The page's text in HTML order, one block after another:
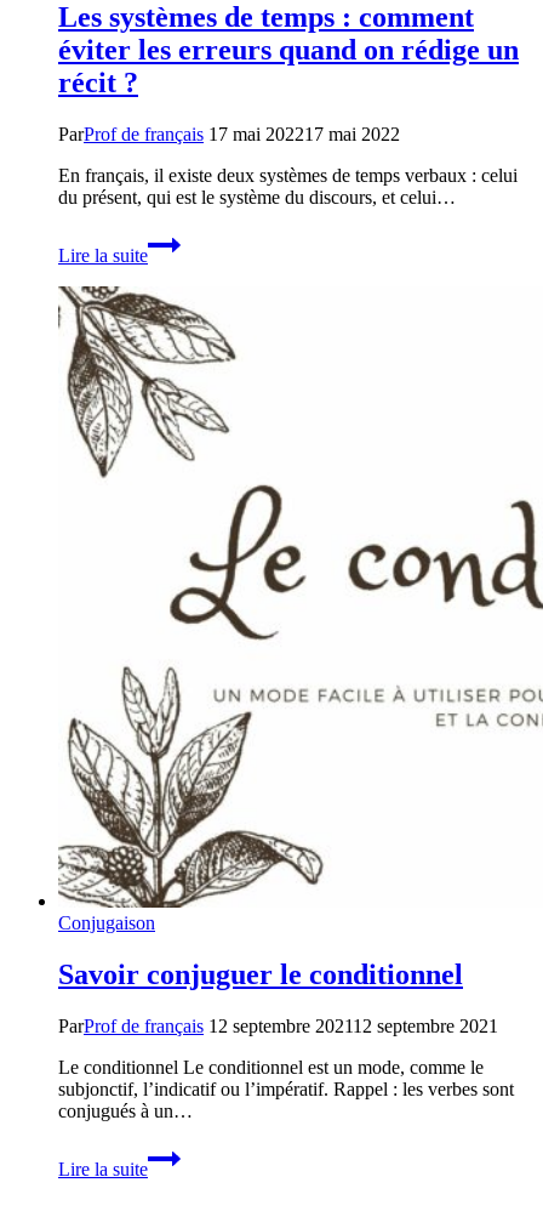
Les systèmes de temps : comment
éviter les erreurs quand on rédige un
récit ?
ParProf de français 17 mai 202217 mai 2022
En français, il existe deux systèmes de temps verbaux : celui
du présent, qui est le système du discours, et celui…
Lire la suite
Les
systèmes
temps
:
comment
éviter
les
erreurs
quand
Conjugaison
Savoir conjuguer le conditionnel
ParProf de français 12 septembre 202112 septembre 2021
Le conditionnel Le conditionnel est un mode, comme le
subjonctif, l’indicatif ou l’impératif. Rappel : les verbes sont
conjugués à un…
Lire la suite
Savoir
conjuguer